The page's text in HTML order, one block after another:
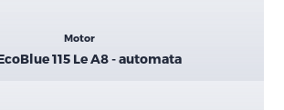
Motor
115 Le A8 - automata